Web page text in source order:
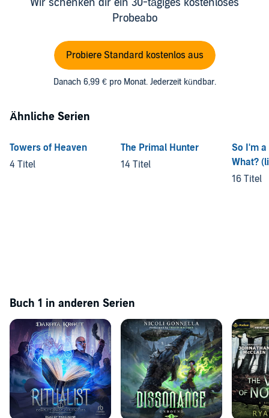
Wir schenken dir ein 30-tägiges kostenloses
Probeabo
Probiere Standard kostenlos aus
Danach 6,99 € pro Monat. Jederzeit kündbar.
Ähnliche Serien
Towers of Heaven
4 Titel
The Primal Hunter
14 Titel
So I'm
What?
16 Titel
Buch 1 in anderen Serien